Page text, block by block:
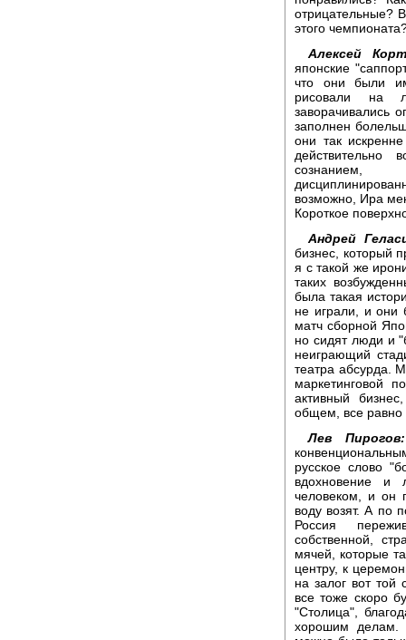
отрицательные?
этого
Алексей
японские
что они были
рисовали на
заворачивались
заполнен
они так
действительно
сознанием,
возможно, Ира
Короткое
Андрей
бизнес, который
я с такой же
таких
была такая
не играли, и они
матч сборной
но сидят люди и
неиграющий
театра абсурда.
маркетинговой
активный
общем, все равно
Лев Пирогов:
русское слово
вдохновение и
человеком, и он
воду возят. А по
Россия
собственной,
мячей, которые
центру, к
на залог вот той
все тоже скоро
"Столица",
хорошим делам.